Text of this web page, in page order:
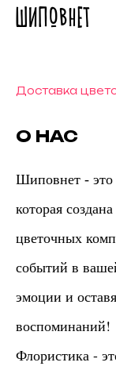
ШИПОВНЕТ
Доставка
О НАС
Шиповнет -
которая
цветочных
событий в
эмоции и
воспоминаний!
Флористика -